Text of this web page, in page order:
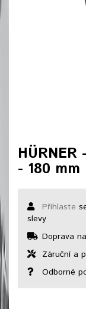
- 180
Přihlaste
slevy
Doprava
Záruční a
Odborné